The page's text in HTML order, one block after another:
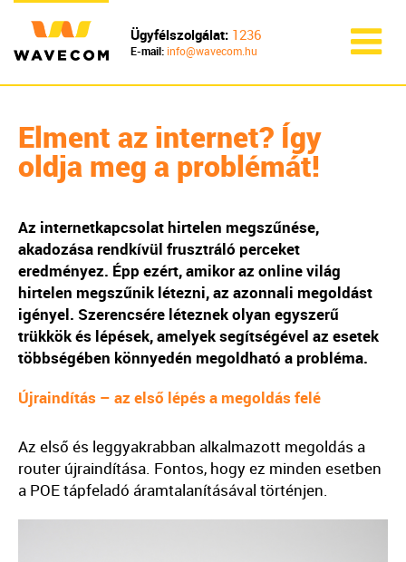
Ügyfélszolgálat: 1236
E-mail: info@wavecom.hu
Elment az internet? Így
oldja meg a problémát!
Az internetkapcsolat hirtelen megszűnése,
akadozása rendkívül frusztráló perceket
eredményez. Épp ezért, amikor az online világ
hirtelen megszűnik létezni, az azonnali megoldást
igényel. Szerencsére léteznek olyan egyszerű
trükkök és lépések, amelyek segítségével az esetek
többségében könnyedén megoldható a probléma.
Újraindítás – az első lépés a megoldás felé
Az első és leggyakrabban alkalmazott megoldás a
router újraindítása. Fontos, hogy ez minden esetben
a POE tápfeladó áramtalanításával történjen.